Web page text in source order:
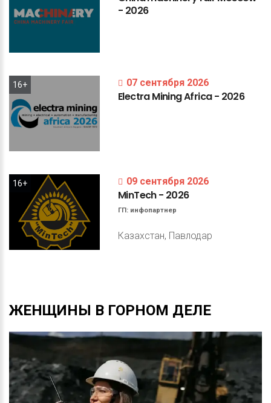
- 2026
16+ 07 сентября 2026
ElectraMiningAfrica- 2026
16+ 09 сентября 2026
MinTech- 2026
ГП: инфопартнер
Казахстан, Павлодар
ЖЕНЩИНЫ В ГОРНОМ ДЕЛЕ